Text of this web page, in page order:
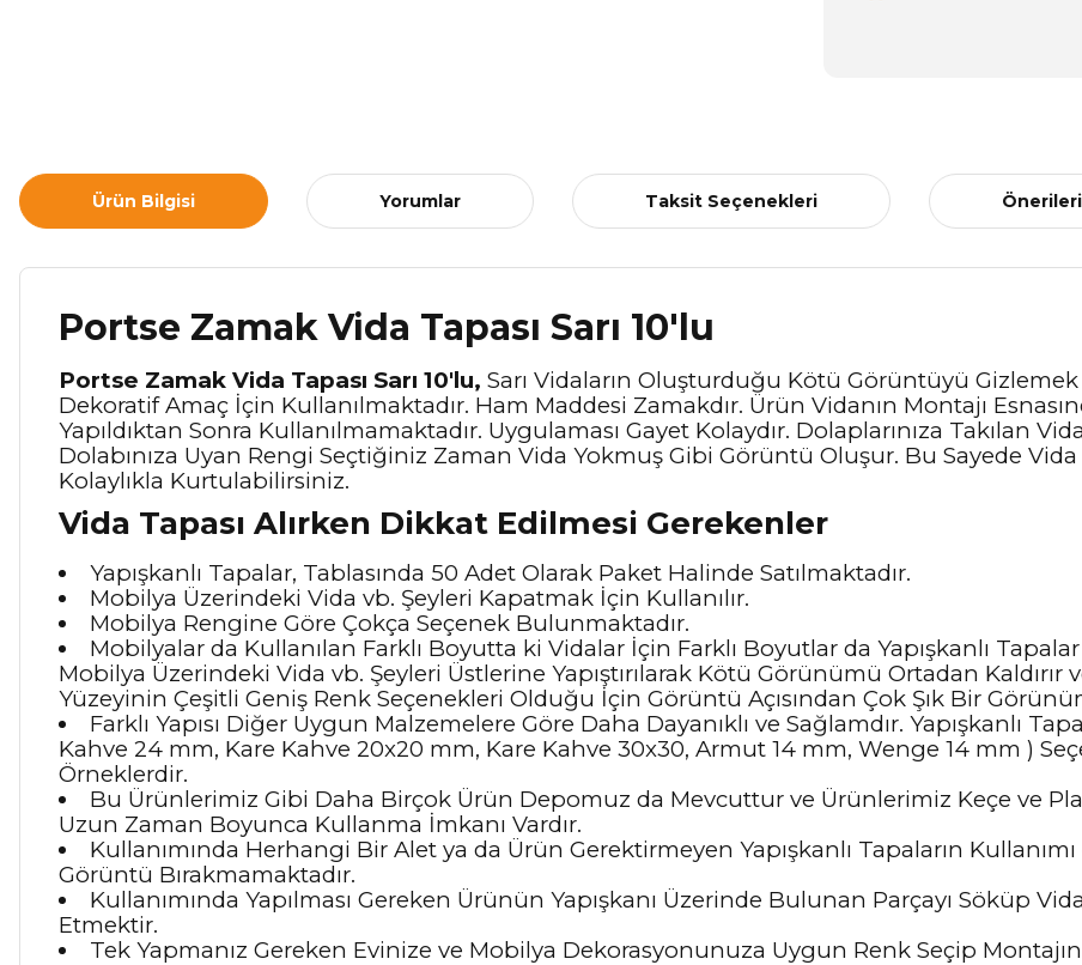
Ürün Bilgisi Yorumlar Taksit Seçenekleri
Portse Zamak Vida Tapası Sarı 10'lu
Portse Zamak Vida Tapası Sarı 10'lu, Sarı Vidaların Oluşturduğu Kötü Görüntüyü
Dekoratif Amaç İçin Kullanılmaktadır. Ham Maddesi Zamakdır. Ürün Vidanın Montajı
Yapıldıktan Sonra Kullanılmamaktadır. Uygulaması Gayet Kolaydır. Dolaplarınıza Takılan
Dolabınıza Uyan Rengi Seçtiğiniz Zaman Vida Yokmuş Gibi Görüntü Oluşur. Bu Sayede
Kolaylıkla Kurtulabilirsiniz.
Vida Tapası Alırken Dikkat Edilmesi Gerekenler
Yapışkanlı Tapalar, Tablasında 50 Adet Olarak Paket Halinde Satılmaktadır.
Mobilya Üzerindeki Vida vb. Şeyleri Kapatmak İçin Kullanılır.
Mobilya Rengine Göre Çokça Seçenek Bulunmaktadır.
Mobilyalar da Kullanılan Farklı Boyutta ki Vidalar İçin Farklı Boyutlar da Yapışkanlı
Mobilya Üzerindeki Vida vb. Şeyleri Üstlerine Yapıştırılarak Kötü Görünümü Ortadan
Yüzeyinin Çeşitli Geniş Renk Seçenekleri Olduğu İçin Görüntü Açısından Çok Şık Bir
Farklı Yapısı Diğer Uygun Malzemelere Göre Daha Dayanıklı ve Sağlamdır. Yapışkanlı
Kahve 24 mm, Kare Kahve 20x20 mm, Kare Kahve 30x30, Armut 14 mm, Wenge 14 mm )
Örneklerdir.
Bu Ürünlerimiz Gibi Daha Birçok Ürün Depomuz da Mevcuttur ve Ürünlerimiz Keçe ve
Uzun Zaman Boyunca Kullanma İmkanı Vardır.
Kullanımında Herhangi Bir Alet ya da Ürün Gerektirmeyen Yapışkanlı Tapaların
Görüntü Bırakmamaktadır.
Kullanımında Yapılması Gereken Ürünün Yapışkanı Üzerinde Bulunan Parçayı Söküp
Etmektir.
Tek Yapmanız Gereken Evinize ve Mobilya Dekorasyonunuza Uygun Renk Seçip